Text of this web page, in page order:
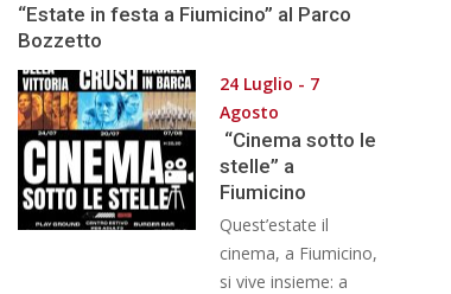
“Estate in festa a Fiumicino” al Parco
Bozzetto
24 Luglio - 7
Agosto
“Cinema sotto le
stelle” a
Fiumicino
Quest’estate il
cinema, a Fiumicino,
si vive insieme: a